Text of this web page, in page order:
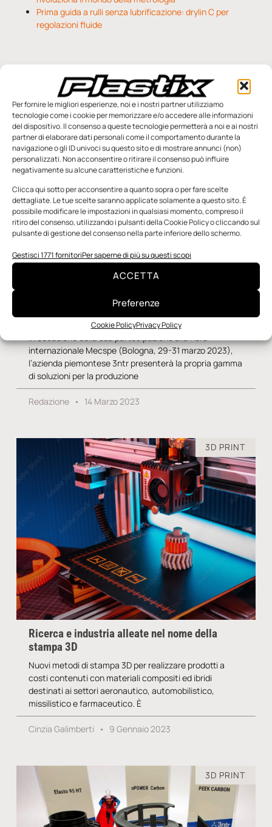
Per fornire le migliori esperienze, noi e i nostri partner utilizziamo
tecnologie come i cookie per memorizzare e/o accedere alle informazioni
del dispositivo. Il consenso a queste tecnologie permetterà a noi e ai nostri
partner di elaborare dati personali come il comportamento durante la
navigazione o gli ID univoci su questo sito e di mostrare annunci (non)
personalizzati. Non acconsentire o ritirare il consenso può influire
negativamente su alcune caratteristiche e funzioni.
Clicca qui sotto per acconsentire a quanto sopra o per fare scelte
dettagliate. Le tue scelte saranno applicate solamente a questo sito. È
possibile modificare le impostazioni in qualsiasi momento, compreso il
ritiro del consenso, utilizzando i pulsanti della Cookie Policy o cliccando sul
pulsante di gestione del consenso nella parte inferiore dello schermo.
Gestisci 1771 fornitoriPer saperne di più su questi scopi
ACCETTA
Preferenze
Cookie PolicyPrivacy Policy
Prima guida a rulli senza lubrificazione: drylin C per
regolazioni fluide
TI POTREBBERO
INTERESSARE
3D PRINT
A Mecspe, 3ntr punta sulla versatilità
In occasione della sua partecipazione alla fiera
internazionale Mecspe (Bologna, 29-31 marzo 2023),
l’azienda piemontese 3ntr presenterà la propria gamma
di soluzioni per la produzione
Redazione 14 Marzo 2023
3D PRINT
Ricerca e industria alleate nel nome della
stampa 3D
Nuovi metodi di stampa 3D per realizzare prodotti a
costi contenuti con materiali compositi ed ibridi
destinati ai settori aeronautico, automobilistico,
missilistico e farmaceutico. È
Cinzia Galimberti 9 Gennaio 2023
3D PRINT